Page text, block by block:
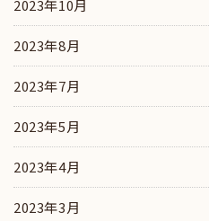
2023年10月
2023年8月
2023年7月
2023年5月
2023年4月
2023年3月